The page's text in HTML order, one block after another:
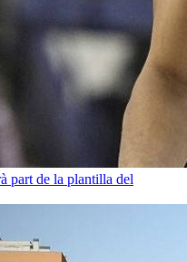
part de la plantilla del